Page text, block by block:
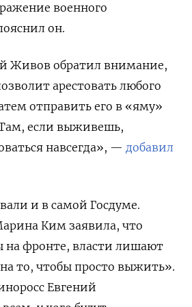
военного
он.
Живов обратил внимание,
арестовать любого
отправить его в «яму»
если выживешь,
навсегда», — добавил
и в самой Госдуме.
Ким заявила, что
на фронте, власти лишают
то, чтобы просто выжить».
Евгений